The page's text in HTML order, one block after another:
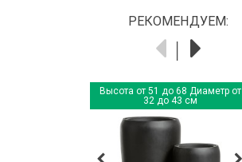
РЕКОМЕНДУЕМ:
Высота от 51 до 68 Диаметр от
32 до 43 см